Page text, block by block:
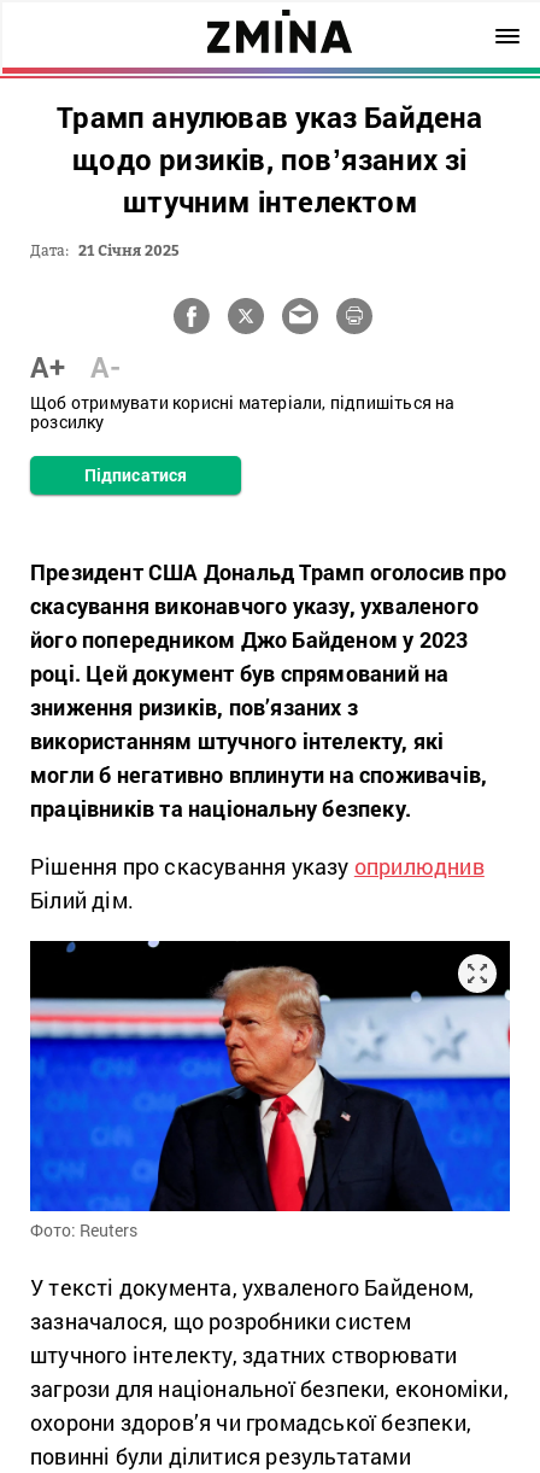
Трамп анулював указ Байдена
щодо ризиків, повʼязаних зі
штучним інтелектом
Дата: 21 Січня 2025
A+ A-
Щоб отримувати корисні матеріали, підпишіться на
розсилку
Підписатися
Президент США Дональд Трамп оголосив про
скасування виконавчого указу, ухваленого
його попередником Джо Байденом у 2023
році. Цей документ був спрямований на
зниження ризиків, пов’язаних з
використанням штучного інтелекту, які
могли б негативно вплинути на споживачів,
працівників та національну безпеку.
Рішення про скасування указу оприлюднив
Білий дім.
Фото: Reuters
У тексті документа, ухваленого Байденом,
зазначалося, що розробники систем
штучного інтелекту, здатних створювати
загрози для національної безпеки, економіки,
охорони здоров’я чи громадської безпеки,
повинні були ділитися результатами